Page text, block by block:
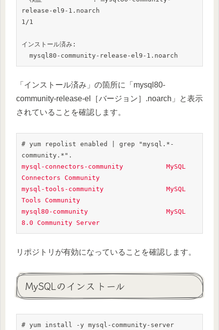
release-el9-1.noarch
1/1
インストール済み:
  mysql80-community-release-el9-1.noarch
「インストール済み」の箇所に「mysql80-
community-release-el［バージョン］.noarch」と表示
されていることを確認します。
# yum repolist enabled | grep "mysql.*-
mysql-connectors-community           MySQL
Connectors Community
mysql-tools-community                MySQL
Tools Community
mysql80-community                    MySQL
8.0 Community Server
リポジトリが有効になっていることを確認します。
MySQLのインストール
# yum install -y mysql-community-server